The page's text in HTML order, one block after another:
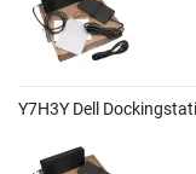
Y7H3Y Dell